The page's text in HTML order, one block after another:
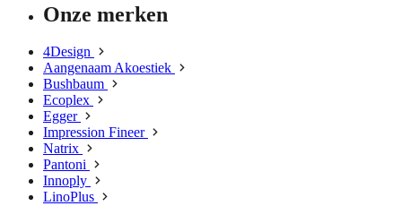
Onze merken
4Design
Aangenaam Akoestiek
Bushbaum
Ecoplex
Egger
Impression Fineer
Natrix
Pantoni
Innoply
LinoPlus